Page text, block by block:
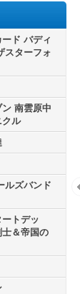
ド バディ
スターフォ
南雲原中
クル
ルズバンド
トデッ
＆帝国の